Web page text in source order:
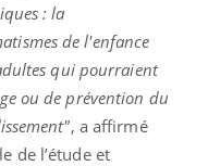
: la
de l'enfance
qui pourraient
ou de prévention du
, a affirmé
de l’étude et